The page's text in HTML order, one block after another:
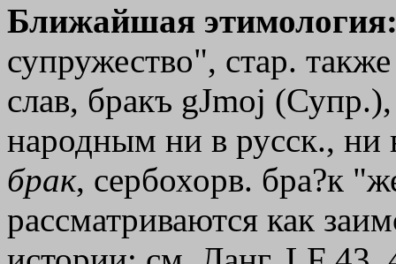
Ближайшая
супружество", стар.
слав, бракъ gЈmoj
народным ни в русск., ни
брак, сербохорв. бра?к
рассматриваются как